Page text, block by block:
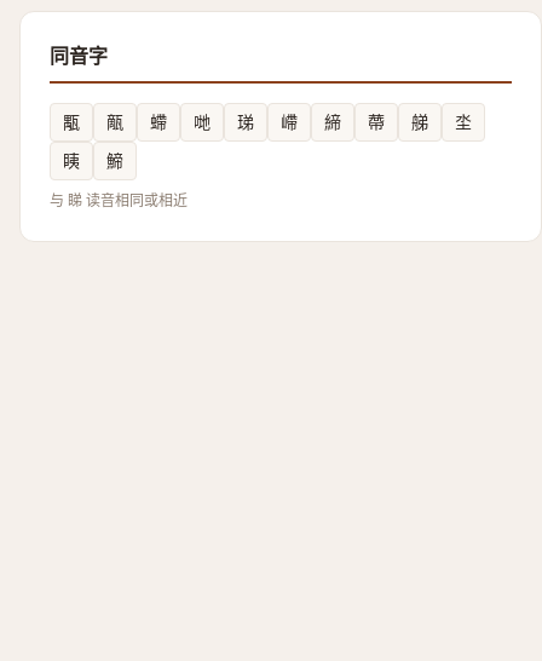
同音字
㼴 甋 螮 哋 珶 嵽 締 蔕 䑯
坔
眱
䱱
与 睇 读音相同或相近